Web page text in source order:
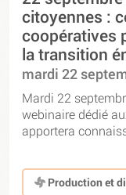
citoyennes :
coopératives
la transition
mardi 22
Mardi 22
webinaire dédié
apportera
Production et